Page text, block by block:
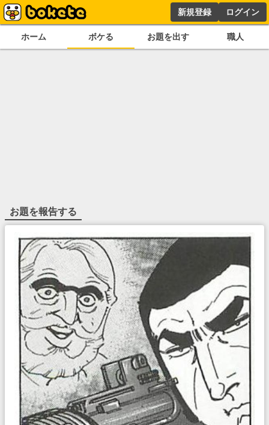
新規登録 ログイン
ホーム ボケる お題を出す 職人
お題を報告する